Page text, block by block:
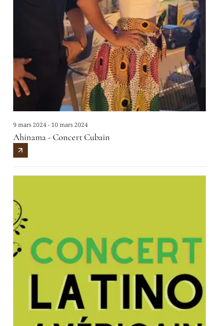
9 mars 2024 - 10 mars 2024
Ahinama - Concert Cubain